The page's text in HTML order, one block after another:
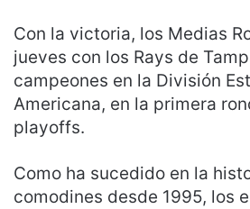
Con la victoria, los Medias
jueves con los Rays de
campeones en la División
Americana, en la primera
playoffs.
Como ha sucedido en la
comodines desde 1995, los